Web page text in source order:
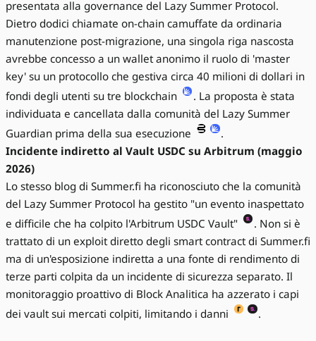
presentata alla governance del Lazy Summer Protocol.
Dietro dodici chiamate on-chain camuffate da ordinaria
manutenzione post-migrazione, una singola riga nascosta
avrebbe concesso a un wallet anonimo il ruolo di 'master
key' su un protocollo che gestiva circa 40 milioni di dollari in
fondi degli utenti su tre blockchain
. La proposta è stata
individuata e cancellata dalla comunità del Lazy Summer
Guardian prima della sua esecuzione
.
Incidente indiretto al Vault USDC su Arbitrum (maggio
2026)
Lo stesso blog di Summer.fi ha riconosciuto che la comunità
del Lazy Summer Protocol ha gestito "un evento inaspettato
e difficile che ha colpito l'Arbitrum USDC Vault"
. Non si è
trattato di un exploit diretto degli smart contract di Summer.fi
ma di un'esposizione indiretta a una fonte di rendimento di
terze parti colpita da un incidente di sicurezza separato. Il
monitoraggio proattivo di Block Analitica ha azzerato i capi
dei vault sui mercati colpiti, limitando i danni
.